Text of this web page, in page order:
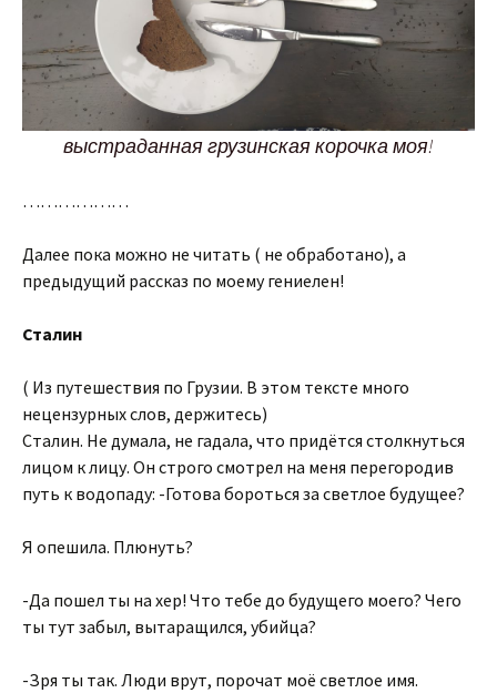
выстраданная грузинская корочка моя!
………………
Далее пока можно не читать ( не обработано), а
предыдущий рассказ по моему гениелен!
Сталин
( Из путешествия по Грузии. В этом тексте много
нецензурных слов, держитесь)
Сталин. Не думала, не гадала, что придётся столкнуться
лицом к лицу. Он строго смотрел на меня перегородив
путь к водопаду: -Готова бороться за светлое будущее?
Я опешила. Плюнуть?
-Да пошел ты на хер! Что тебе до будущего моего? Чего
ты тут забыл, вытаращился, убийца?
-Зря ты так. Люди врут, порочат моё светлое имя.